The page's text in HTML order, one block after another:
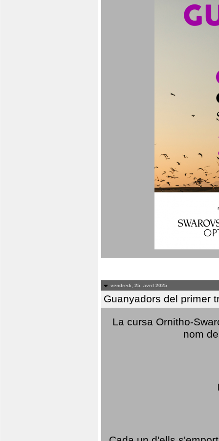
vendredi, 25. avril 2025
Guanyadors del primer
La cursa Ornitho-
nom